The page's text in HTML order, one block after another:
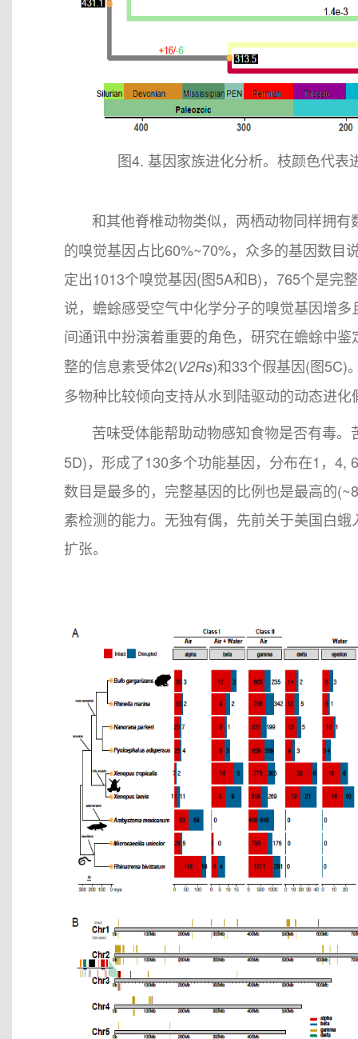
图4. 基因家族进化分析。枝颜色代
和其他脊椎动物类似，两栖动物同样拥有
的嗅觉基因占比60%~70%，众多的基因数目
定出1013个嗅觉基因(图5A和B)，765个是完
说，蟾蜍感受空气中化学分子的嗅觉基因增
间通讯中扮演着重要的角色，研究在蟾蜍中
整的信息素受体2(V2Rs)和33个假基因(图5C)
多物种比较倾向支持从水到陆驱动的动态进化
苦味受体能帮助动物感知食物是否有毒。
5D)，形成了130多个功能基因，分布在1，4,
数目是最多的，完整基因的比例也是最高的
素检测的能力。无独有偶，先前关于美国白
扩张。